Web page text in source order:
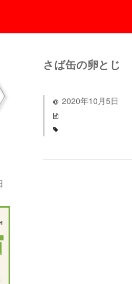
さば缶の卵とじ
2020年10月5日